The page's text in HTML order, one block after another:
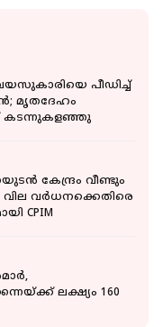
പീഡിച്ച്
മൃതദേഹം
കടന്നുകളഞ്ഞു
കേന്ദ്രം വീണ്ടും
വില വർധനക്കെതിരെ
CPIM
ലക്ഷ്യം 160